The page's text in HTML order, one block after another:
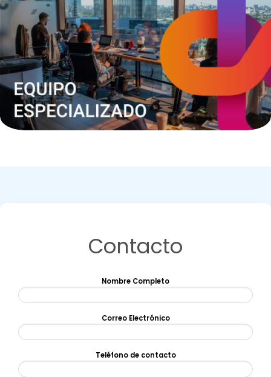
Contacto
Nombre Completo
Correo Electrónico
Teléfono de contacto